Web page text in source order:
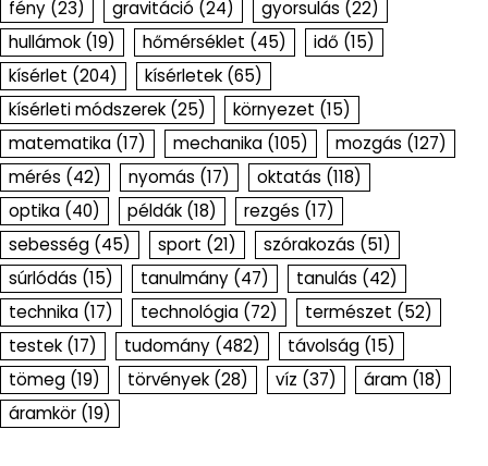
fény (23) gravitáció (24) gyorsulás (22)
hullámok (19) hőmérséklet (45) idő (15)
kísérlet (204) kísérletek (65)
kísérleti módszerek (25) környezet (15)
matematika (17) mechanika (105) mozgás (127)
mérés (42) nyomás (17) oktatás (118)
optika (40) példák (18) rezgés (17)
sebesség (45) sport (21) szórakozás (51)
súrlódás (15) tanulmány (47) tanulás (42)
technika (17) technológia (72) természet (52)
testek (17) tudomány (482) távolság (15)
tömeg (19) törvények (28) víz (37) áram (18)
áramkör (19)